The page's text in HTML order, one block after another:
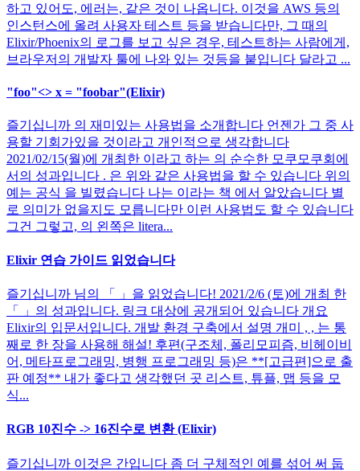
하고 있어도, 에러는, 같은 것이 나옵니다. 이것을 AWS 등의
인스턴스에 올려 사용자 테스트 등을 받습니다만, 그 때의
Elixir/Phoenix의 로그를 보고 싶은 경우, 테스트하는 사람에게,
브라우저의 개발자 툴에 나와 있는 것등을 붙입니다 달라고 ...
"foo"<> x = "foobar"(Elixir)
즐기십니까 의 재미있는 사용법을 소개합니다 언젠가 그 중 사
용할 기회가있을 것이라고 개인적으로 생각합니다
2021/02/15(월)에 개최한 이라고 하는 의 순수한 모쿠모쿠회에
서의 성과입니다 . 은 위와 같은 사용법을 할 수 있습니다 위의
예는 공식 을 빌렸습니다 나는 이라는 책 에서 알았습니다 별
로 의미가 없을지도 모릅니다만 이런 사용법도 할 수 있습니다
그건 그렇고, 의 왼쪽은 litera...
Elixir 연습 가이드 읽었습니다
즐기십니까 님의 「 」을 읽었습니다! 2021/2/6 (토)에 개최 한
「 」의 성과입니다. 링크 대상에 공개되어 있습니다 개요
Elixir의 입문서입니다. 개발 환경 구축에서 설명 개미 , , 는 통
째로 한 장을 사용해 해설! 후편(구조체, 폴리모피즘, 비헤이비
어, 메타프로그래밍, 병행 프로그래밍 등)은 **[고급편]으로 출
판 예정** 내가 좋다고 생각했던 곳 리스트, 튜플, 맵 등을 모
식...
RGB 10진수 -> 16진수로 변환 (Elixir)
즐기십니까 이것은 간입니다 좀 더 구체적인 예를 섞어 써 둡